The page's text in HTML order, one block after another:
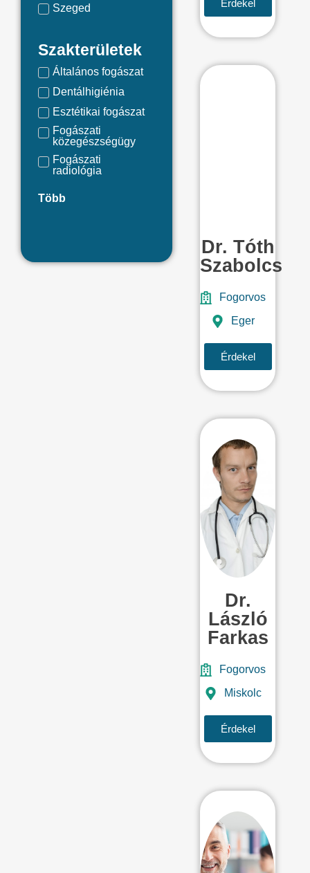
Szeged
Tokaj
Zalaegerszeg
Szakterületek
Általános fogászat
Dentálhigiénia
Esztétikai fogászat
Fogászati
közegészségügy
Fogászati
radiológia
Több
Érdekel
Dr. Tóth
Szabolcs
Fogorvos
Eger
Érdekel
Dr.
László
Farkas
Fogorvos
Miskolc
Érdekel